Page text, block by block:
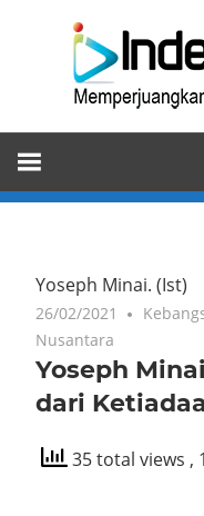
Memperjuangkan
Keadilan
dan
Yoseph Minai. (Ist)
26/02/2021
Nusantara
Yoseph
dari
35 total views ,